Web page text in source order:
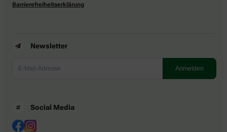
Barrierefreiheitserklärung
Newsletter
Social Media